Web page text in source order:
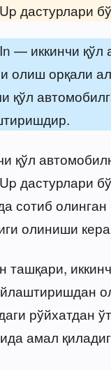
дастурлари
— иккинчи қўл
олиш орқали
қўл
қўл
дастурлари
сотиб
олиниши
ташқари,
рўйхатдан
амал